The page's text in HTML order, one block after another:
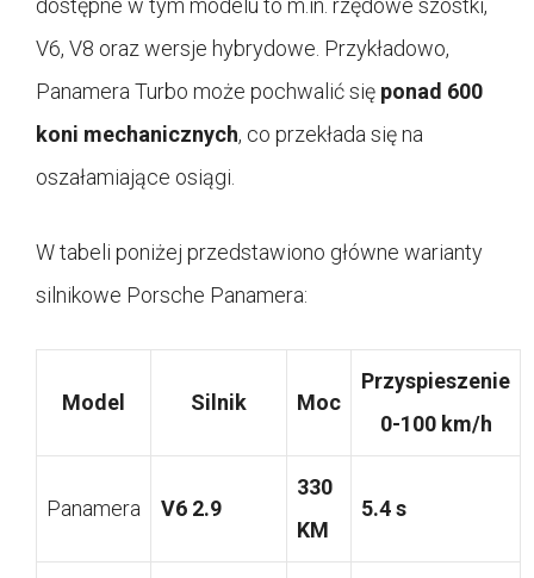
dostępne w tym modelu to m.in. rzędowe szóstki,
V6, V8 oraz wersje hybrydowe. Przykładowo,
Panamera Turbo może pochwalić się ponad 600
koni mechanicznych, co przekłada się na
oszałamiające osiągi.
W tabeli poniżej przedstawiono główne warianty
silnikowe Porsche Panamera:
Model Silnik Moc
Przyspieszenie
0-100 km/h
Panamera V6 2.9
330
KM
5.4 s